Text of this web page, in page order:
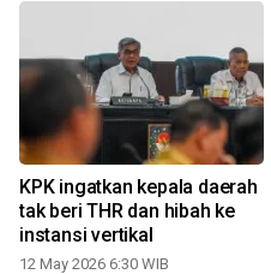
KPK ingatkan kepala daerah
tak beri THR dan hibah ke
instansi vertikal
12 May 2026 6:30 WIB